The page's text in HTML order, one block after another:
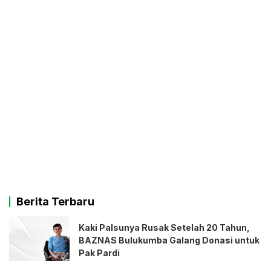
Berita Terbaru
Kaki Palsunya Rusak Setelah 20 Tahun,
BAZNAS Bulukumba Galang Donasi untuk
Pak Pardi